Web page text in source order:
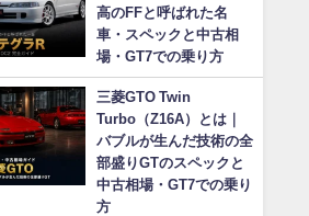
高のFFと呼ばれた名
車・スペックと中古相
場・GT7での乗り方
三菱GTO Twin
Turbo（Z16A）とは｜
バブルが生んだ技術の全
部盛りGTのスペックと
中古相場・GT7での乗り
方